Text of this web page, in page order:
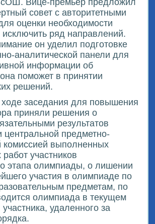
совет с авторитетными
оценки необходимости
ряд направлений.
он уделил подготовке
аналитической панели для
информации об
поможет в принятии
решений.
ходе заседания для повышения
приняли решения о
результатов
центральной предметно-
комиссией выполненных
участников
этапа олимпиады, о лишении
участия в олимпиаде по
предметам, по
олимпиада в текущем
удаленного за